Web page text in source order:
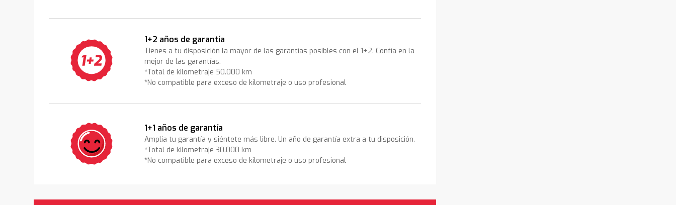
1+2 años de garantía
Tienes a tu disposición la mayor de las garantías posibles con el 1+2. Confía en la
mejor de las garantías.
*Total de kilometraje 50.000 km
*No compatible para exceso de kilometraje o uso profesional
1+1 años de garantía
Amplía tu garantía y siéntete más libre. Un año de garantía extra a tu disposición.
*Total de kilometraje 30.000 km
*No compatible para exceso de kilometraje o uso profesional